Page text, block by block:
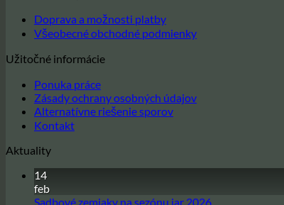
Doprava a možnosti platby
Všeobecné obchodné podmienky
Užitočné informácie
Ponuka práce
Zásady ochrany osobných údajov
Alternatívne riešenie sporov
Kontakt
Aktuality
14
feb
Sadbové zemiaky na sezónu jar 2026Žiadne